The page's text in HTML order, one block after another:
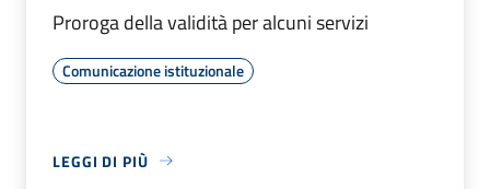
Proroga della validità per alcuni servizi
Comunicazione istituzionale
LEGGI DI PIÙ